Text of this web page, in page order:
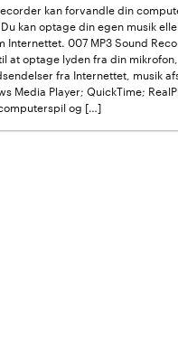
kan forvandle din
kan optage din egen musik
Internettet. 007 MP3 Sound
at optage lyden fra din mikrofon,
fra Internettet, musik
Media Player; QuickTime;
og […]